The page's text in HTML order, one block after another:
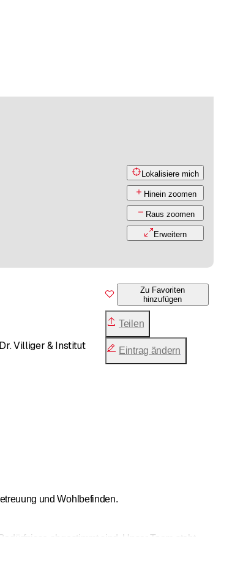
Lokalisiere mich
Hinein zoomen
Raus zoomen
Erweitern
Villiger & Institut
Zu Favoriten
hinzufügen
Teilen
Eintrag ändern
und Wohlbefinden.
abgestimmt sind. Unser Team steht
Behandlungen oder Langzeitbetreuung.